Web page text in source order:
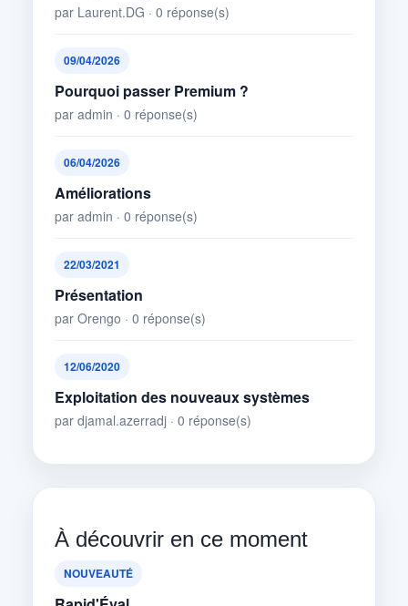
par Laurent.DG · 0 réponse(s)
09/04/2026
Pourquoi passer Premium ?
par admin · 0 réponse(s)
06/04/2026
Améliorations
par admin · 0 réponse(s)
22/03/2021
Présentation
par Orengo · 0 réponse(s)
12/06/2020
Exploitation des nouveaux systèmes
par djamal.azerradj · 0 réponse(s)
À découvrir en ce moment
NOUVEAUTÉ